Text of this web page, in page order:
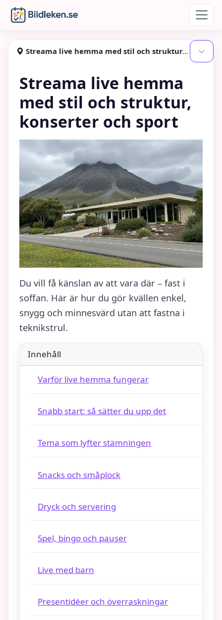
Hoppa till huvudinnehåll
Bildleken
Streama live hemma med stil och struktur, konserter och sport
Streama live hemma
med stil och struktur,
konserter och sport
Du vill få känslan av att vara där – fast i
soffan. Här är hur du gör kvällen enkel,
snygg och minnesvärd utan att fastna i
teknikstrul.
Innehåll
Varför live hemma fungerar
Snabb start: så sätter du upp det
Tema som lyfter stämningen
Snacks och småplock
Dryck och servering
Spel, bingo och pauser
Live med barn
Presentidéer och överraskningar